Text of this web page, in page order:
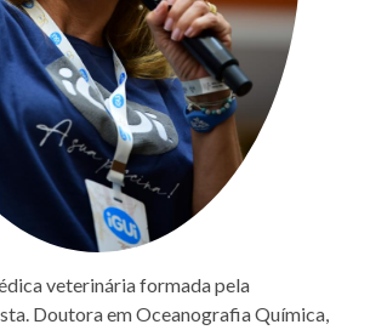
veterinária formada pela
Doutora em Oceanografia Química,